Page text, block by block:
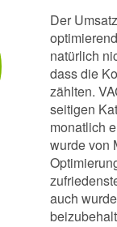
Der
natürlich
dass die
zählten.
seitigen
monatlich
wurde von
auch